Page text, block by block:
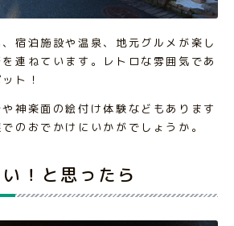
宿泊施設や温泉、地元グルメが楽し
連ねています。レトロな雰囲気であ
ト！
神楽面の絵付け体験などもあります
のおでかけにいかがでしょうか。
！と思ったら